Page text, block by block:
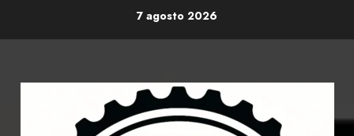
7 agosto 2026